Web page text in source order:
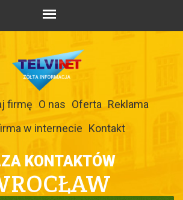
firmę O nas Oferta Reklama
w internecie Kontakt
KONTAKTÓW